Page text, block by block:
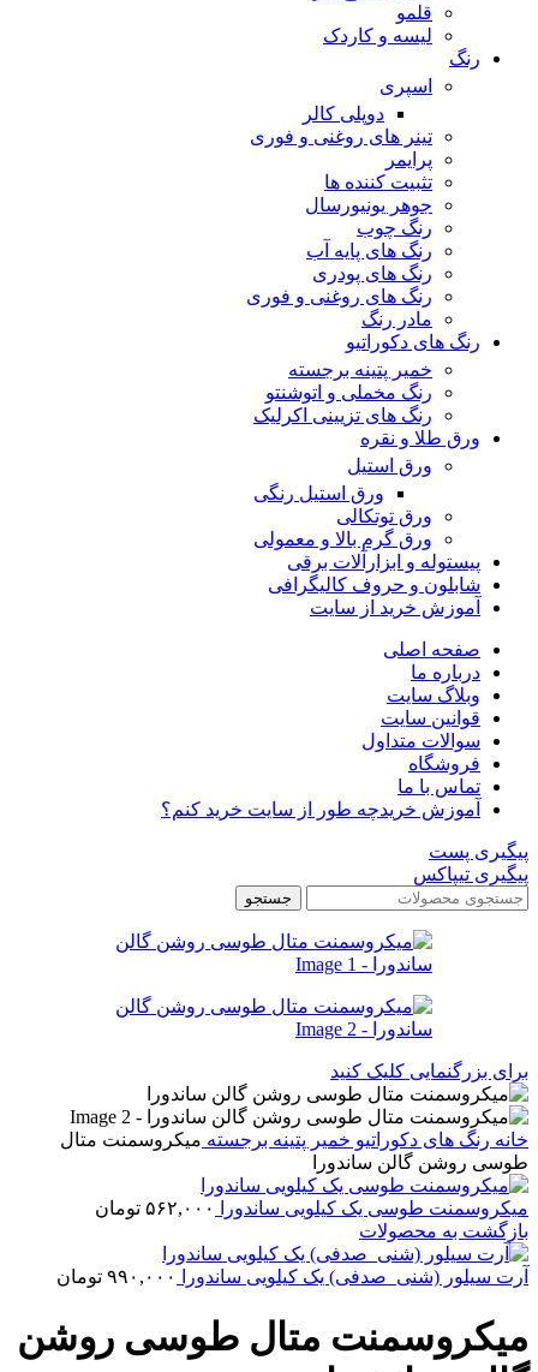
قلمو
لیسه و کاردک
رنگ
اسپری
دوپلی کالر
تینر های روغنی و فوری
پرایمر
تثبیت کننده ها
جوهر یونیورسال
رنگ چوب
رنگ‌ های پایه آب
رنگ های پودری
رنگ‌ های روغنی و فوری
مادر رنگ
رنگ های دکوراتیو
خمیر پتینه برجسته
رنگ مخملی و اتوشنتو
رنگ های تزیینی اکرلیک
ورق طلا و نقره
ورق استیل
ورق استیل رنگی
ورق توتکالی
ورق گرم بالا و معمولی
پیستوله و ابزارآلات برقی
شابلون و حروف کالیگرافی
آموزش خرید از سایت
صفحه اصلی
درباره ما
وبلاگ سایت
قوانین سایت
سوالات متداول
فروشگاه
تماس با ما
آموزش خریدچه طور از سایت خرید کنم؟
پیگیری پست
پیگیری تیپاکس
جستجو
برای بزرگنمایی کلیک کنید
خانه رنگ های دکوراتیو خمیر پتینه برجسته میکروسمنت متال
طوسی روشن گالن ساندورا
میکروسمنت طوسی یک کیلویی ساندورا ۵۶۲,۰۰۰ تومان
بازگشت به محصولات
آرت سیلور (شنی_صدفی) یک کیلویی ساندورا ۹۹۰,۰۰۰ تومان
میکروسمنت متال طوسی روشن